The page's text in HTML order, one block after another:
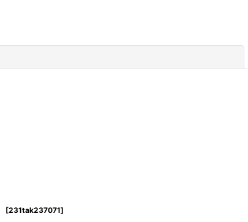
[231tak237071]